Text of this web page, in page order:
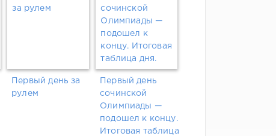
Первый день за
рулем
Первый день
сочинской
Олимпиады —
подошел к концу.
Итоговая таблица